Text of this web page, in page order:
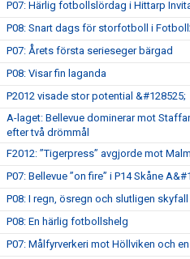
P07: Härlig fotbollslördag i Hittarp
P08: Snart dags för storfotboll i
P07: Årets första serieseger bärgad
P08: Visar fin laganda
P2012 visade stor potential &#128525;
A-laget: Bellevue dominerar mot
efter två drömmål
F2012: ”Tigerpress” avgjorde mot
P07: Bellevue ”on fire” i P14 Skåne
P08: I regn, ösregn och slutligen skyfall
P08: En härlig fotbollshelg
P07: Målfyrverkeri mot Höllviken och